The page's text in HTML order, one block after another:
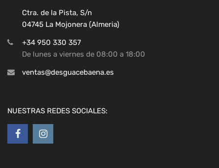
Ctra. de la Pista, S/n
04745 La Mojonera (Almeria)
+34 950 330 357
De lunes a viernes de 08:00 a 18:00
ventas@desguacebaena.es
NUESTRAS REDES SOCIALES: